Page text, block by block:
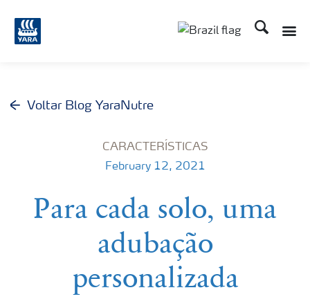
Busca
Voltar Blog YaraNutre
CARACTERÍSTICAS
February 12, 2021
Para cada solo, uma
adubação
personalizada